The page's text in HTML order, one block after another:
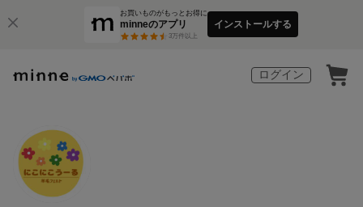
お買いものがもっとお得に
minneのアプリ
3万件以上
インストールする
ログイン